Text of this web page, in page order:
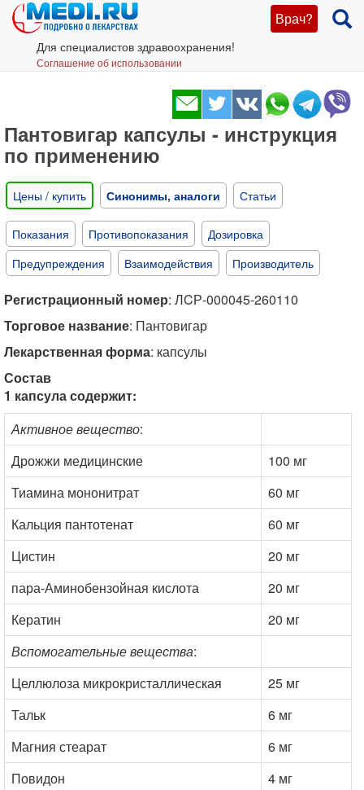
Врач?
Для специалистов здравоохранения!
Соглашение об использовании
Пантовигар капсулы - инструкция
по применению
Цены / купить Синонимы, аналоги Статьи
Показания Противопоказания
Дозировка
Предупреждения
Взаимодействия Производитель
Регистрационный номер: ЛCР-000045-260110
Торговое название: Пантовигар
Лекарственная форма: капсулы
Состав
1 капсула содержит:
Активное вещество:
Дрожжи медицинские
100 мг
Тиамина мононитрат
60 мг
Кальция пантотенат
60 мг
Цистин
20 мг
пара-Аминобензойная кислота
20 мг
Кератин
20 мг
Вспомогательные вещества:
Целлюлоза микрокристаллическая
25 мг
Тальк
6 мг
Магния стеарат
6 мг
Повидон
4 мг